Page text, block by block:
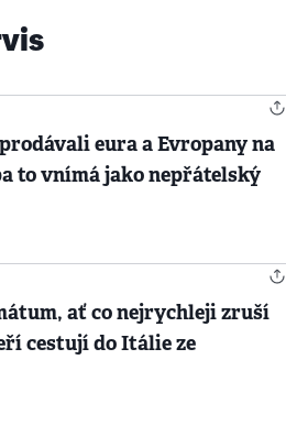
eura a Evropany na
to vnímá jako nepřátelský
ať co nejrychleji zruší
cestují do Itálie ze